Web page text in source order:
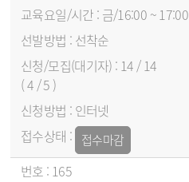
금/16:00 ~ 17:00
선착순
14 / 14
( 4 / 5 )
인터넷
접수마감
165